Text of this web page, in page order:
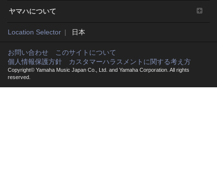
5. 責任の制限
弊社の責任は、弊社に帰責事由がある場合を除き、本契
約で定める許諾を供与することのみに限定されるものと
します。弊社は、本ソフトウェアの使用、またはそれを
使用できなかったことにより生じた直接的、派生的、付
随的または間接的損害（データの破損、営業上の利益の
損失、業務の中断、営業情報の損失などによる損害を含
む）については、通常もしくは特別の損害に拘わらず、
ヤマハについて
Location Selector 日本
お問い合わせ
このサイトについて
個人情報保護方針
カスタマーハラスメントに関する考え方
Copyright© Yamaha Music Japan Co., Ltd. and Yamaha Corporation. All rights
reserved.